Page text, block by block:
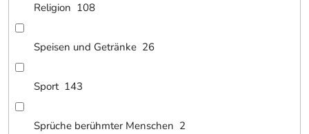
Religion 108
Speisen und Getränke 26
Sport 143
Sprüche berühmter Menschen 2